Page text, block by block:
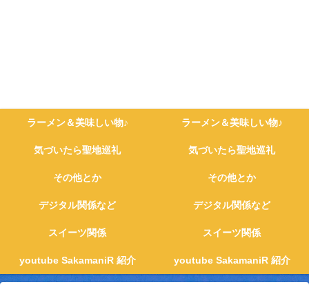
ラーメン＆美味しい物♪ ラーメン＆美味しい物♪
気づいたら聖地巡礼 気づいたら聖地巡礼
その他とか その他とか
デジタル関係など デジタル関係など
スイーツ関係 スイーツ関係
youtube SakamaniR 紹介 youtube SakamaniR 紹介